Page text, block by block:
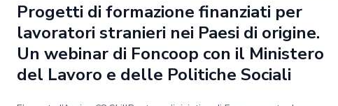
Progetti di formazione finanziati per
lavoratori stranieri nei Paesi di origine.
Un webinar di Foncoop con il Ministero
del Lavoro e delle Politiche Sociali